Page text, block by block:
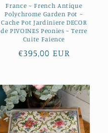
France ~ French Antique
Polychrome Garden Pot ~
Cache Pot Jardiniere DECOR
de PIVOINES Peonies ~ Terre
Cuite Faience
Prix
€395,00 EUR